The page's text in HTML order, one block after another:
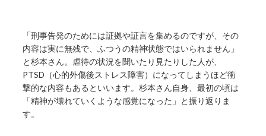
「刑事告発のためには証拠や証言を集めるのですが、その
内容は実に無残で、ふつうの精神状態ではいられません」
と杉本さん。虐待の状況を聞いたり見たりした人が、
PTSD（心的外傷後ストレス障害）になってしまうほど衝
撃的な内容もあるといいます。杉本さん自身、最初の頃は
「精神が壊れていくような感覚になった」と振り返りま
す。